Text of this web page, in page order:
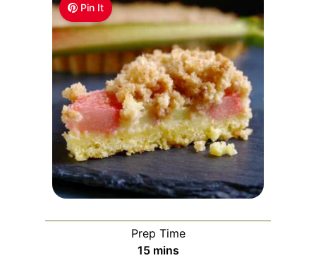
Pin It
Prep Time
15mmins